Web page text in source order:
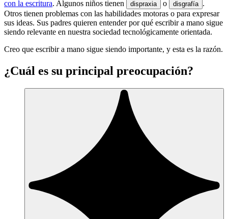
con la escritura. Algunos niños tienen dispraxia o disgrafía .
Otros tienen problemas con las habilidades motoras o para expresar
sus ideas. Sus padres quieren entender por qué escribir a mano sigue
siendo relevante en nuestra sociedad tecnológicamente orientada.
Creo que escribir a mano sigue siendo importante, y esta es la razón.
¿Cuál es su principal preocupación?